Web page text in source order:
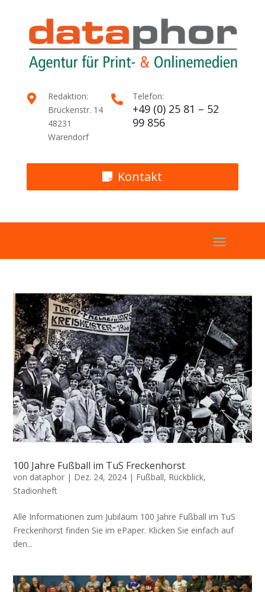

Redaktion:
Brückenstr. 14
48231
Warendorf
 Telefon:
+49 (0) 25 81 – 52
99 856
Kontakt
100 Jahre Fußball im TuS Freckenhorst
von dataphor | Dez. 24, 2024 | Fußball, Rückblick,
Stadionheft
Alle Informationen zum Jubiläum 100 Jahre Fußball im TuS
Freckenhorst finden Sie im ePaper. Klicken Sie einfach auf
den...